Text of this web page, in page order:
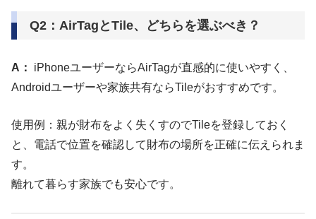
Q2：AirTagとTile、どちらを選ぶべき？
A：
iPhoneユーザーならAirTagが直感的に使いやすく、
Androidユーザーや家族共有ならTileがおすすめです。
使用例：親が財布をよく失くすのでTileを登録しておく
と、電話で位置を確認して財布の場所を正確に伝えられま
す。
離れて暮らす家族でも安心です。